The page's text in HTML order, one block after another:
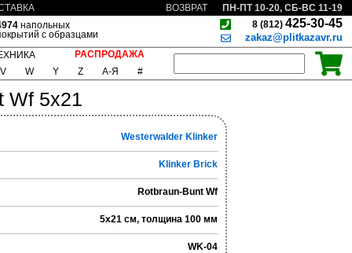
ВОЗВРАТ
ПН-ПТ 10-20, СБ-ВС 11-19
напольных
с образцами
8 (812) 425-30-45
zakaz@plitkazavr.ru
РАСПРОДАЖА
V W Y Z А-Я #
Wf 5x21
Westerwalder Klinker
Klinker Brick
Rotbraun-Bunt Wf
5x21 см, толщина 100 мм
WK-04